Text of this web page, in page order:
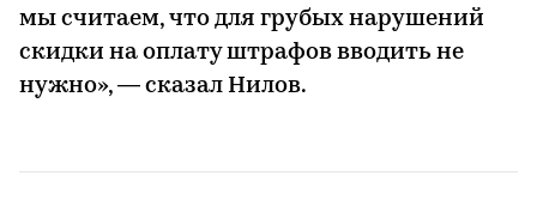
мы считаем, что для грубых нарушений
скидки на оплату штрафов вводить не
нужно», — сказал Нилов.